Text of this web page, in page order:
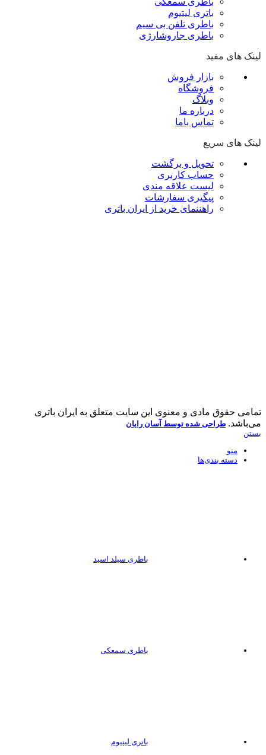
باتری لیتیوم
باطری تلفن بی سیم
باطری جاروشارژی
لینک های مفید
بازار فروش
فروشگاه
وبلاگ
درباره ما
تماس باما
لینک های سریع
تحویل و برگشت
حساب کاربری
لیست علاقه مندی
پیگیری سفارشات
راهننمای خرید از ایران باتری
تمامی حقوق مادی و معنوی این سایت متعلق به ایران باتری
می‌باشد. طراحی شده توسط آسان رایان
بستن
منو
دسته بندی‌ها
باطری سیلد اسید
باطری سمعکی
باتری لیتیوم